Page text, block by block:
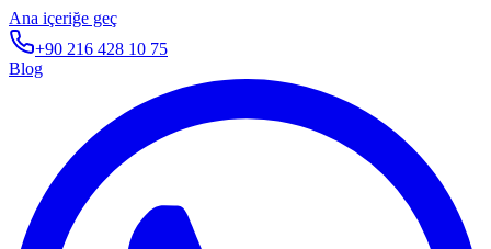
Ana içeriğe geç
+90 216 428 10 75
Blog